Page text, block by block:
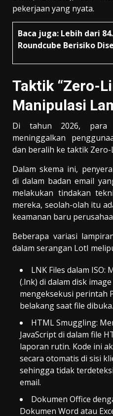
pekerjaan yang nyata.
Baca juga: Lebih dari
Roundcube Berisiko
Taktik “Zero-
Manipulasi
Di tahun 2026, para
meninggalkan
dan beralih ke taktik Zero-
Dalam skema ini,
di dalam badan email
melakukan tindakan
mereka, seolah-olah itu
keamanan baru
Beberapa variasi
dalam serangan LotI
LNK Files dalam
(.lnk) di dalam disk
mengeksekusi perintah
belakang saat file dibuka.
HTML Smuggling:
JavaScript di dalam file
laporan rutin. Kode ini
secara otomatis di sisi
sehingga tidak
email.
Dokumen Office
Dokumen Word atau